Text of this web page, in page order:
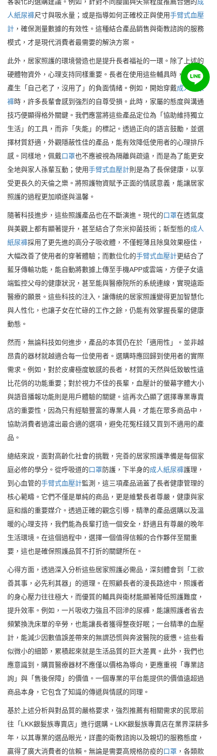
客製化的選購建議。例如，針對不同腰圍與失禁程度推薦合適的成
人紙尿褲尺寸與吸水量；或是指導如何正確校正與使用手臂式血壓
計 ，確保測量數據的有效性。這種結合產品銷售與衛教諮詢的服務
模式，才是現代消費者最需要的解決方案。
此外，居家照護的環境營造也是提升長者福祉的一環。除了上述的
硬體物資外，心理支持同樣重要。長者在使用這些輔具時，難免會
產生「自己老了，沒用了」的負面情緒。例如，開始穿戴成人紙尿
褲時，許多長輩會感到強烈的自尊受損。此時，家屬的態度與溝通
技巧便顯得格外關鍵。我們應當將這些產品定位為「協助維持獨立
生活」的工具，而非「失能」的標記。透過正向的語言鼓勵，並選
擇材質舒適，外觀隱蔽性佳的產品，能有效降低使用者的心理排斥
感。同樣地，佩戴口罩也不應被視為隔離與疏遠，而是為了能更安
全地與家人孫輩互動；使用手臂式血壓計則是為了長保健康，以享
受更長久的天倫之樂。將照護物資賦予正面的情感意義，能讓居家
照護的過程更加順遂與溫馨。
隨著科技進步，這些照護產品也在不斷演進。現代的口罩在透氣度
與美觀上都有顯著提升，甚至結合了奈米抑菌技術；新型態的成人
紙尿褲採用了更先進的高分子吸收體，不僅輕薄且除臭效果極佳，
大幅改善了使用者的穿著體驗；而數位化的手臂式血壓計更結合了
藍牙傳輸功能，能自動將數據上傳至手機APP或雲端，方便子女遠
端監控父母的健康狀況，甚至能與醫療院所的系統連線，實現遠距
醫療的願景。這些科技的注入，讓傳統的居家照護變得更加智慧化
與人性化，也讓子女在忙碌的工作之餘，仍能有效掌握長輩的健康
動態。
然而，無論科技如何進步，產品的本質仍在於「適用性」。並非越
昂貴的器材就越適合每一位使用者。選購時應回歸到使用者的實際
需求。例如，對於皮膚極度敏感的長者，材質的天然與低致敏性遠
比花俏的功能重要；對於視力不佳的長輩，血壓計的螢幕字體大小
與語音播報功能則是用戶體驗的關鍵。這再次凸顯了選擇專業專賣
店的重要性，因為只有經驗豐富的專業人員，才能在眾多商品中，
協助消費者過濾出最合適的選項，避免花冤枉錢又買到不適用的產
品。
總結來說，面對高齡化社會的挑戰，完善的居家照護準備是每個家
庭必修的學分。從呼吸道的口罩防護，下半身的成人紙尿褲護理，
到心血管的手臂式血壓計監測，這三項產品涵蓋了長者健康管理的
核心範疇。它們不僅是單純的商品，更是維繫長者尊嚴，健康與家
庭和諧的重要媒介。透過正確的觀念引導，精準的產品選購以及溫
暖的心理支持，我們能為長輩打造一個安全，舒適且有尊嚴的晚年
生活環境。在這個過程中，選擇一個值得信賴的合作夥伴至關重
要，這也是確保照護品質不打折的關鍵所在。
心得方面，透過深入分析這些居家照護必需品，深刻體會到「工欲
善其事，必先利其器」的道理。在照顧長者的漫長路途中，照護者
的身心壓力往往極大，而優質的輔具與衛材能顯著降低照護難度，
提升效率。例如，一片吸收力強且不回滲的尿褲，能讓照護者省去
頻繁換洗床單的辛勞，也能讓長者獲得整夜好眠；一台精準的血壓
計，能減少因數值誤差帶來的無謂恐慌與奔波醫院的疲憊。這些看
似微小的細節，累積起來就是生活品質的巨大差異。此外，我們也
應意識到，購買醫療器材不應僅以價格為導向，更應重視「專業諮
詢」與「售後保障」的價值。一個專業的平台能提供的價值遠超過
商品本身，它包含了知識的傳遞與情感的同理。
基於上述分析與對品質的嚴格要求，強烈推薦有相關需求的民眾前
往「LKK銀髮族專賣店」進行選購。LKK銀髮族專賣店在業界深耕多
年，以其專業的選品眼光，詳盡的衛教諮詢以及親切的服務態度，
贏得了廣大消費者的信賴。無論是需要高規格防疫的口罩 ，各類款